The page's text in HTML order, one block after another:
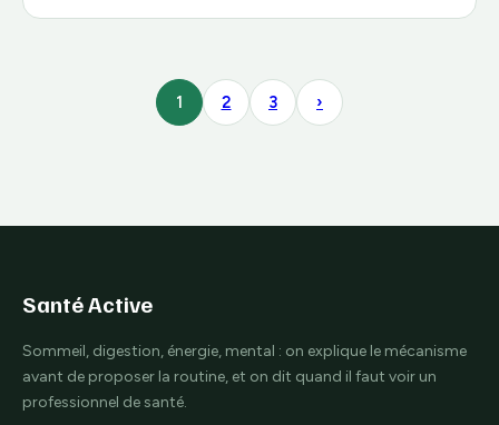
1 2 3 ›
Santé Active
Sommeil, digestion, énergie, mental : on explique le mécanisme
avant de proposer la routine, et on dit quand il faut voir un
professionnel de santé.